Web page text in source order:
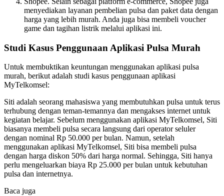
menyediakan layanan pembelian pulsa dan paket data dengan
harga yang lebih murah. Anda juga bisa membeli voucher
game dan tagihan listrik melalui aplikasi ini.
Studi Kasus Penggunaan Aplikasi Pulsa Murah
Untuk membuktikan keuntungan menggunakan aplikasi pulsa
murah, berikut adalah studi kasus penggunaan aplikasi
MyTelkomsel:
Siti adalah seorang mahasiswa yang membutuhkan pulsa untuk terus
terhubung dengan teman-temannya dan mengakses internet untuk
kegiatan belajar. Sebelum menggunakan aplikasi MyTelkomsel, Siti
biasanya membeli pulsa secara langsung dari operator seluler
dengan nominal Rp 50.000 per bulan. Namun, setelah
menggunakan aplikasi MyTelkomsel, Siti bisa membeli pulsa
dengan harga diskon 50% dari harga normal. Sehingga, Siti hanya
perlu mengeluarkan biaya Rp 25.000 per bulan untuk kebutuhan
pulsa dan internetnya.
Baca juga